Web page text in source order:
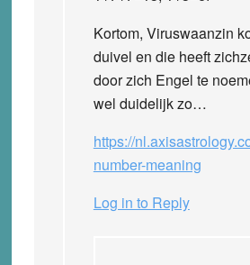
Kortom, Viruswaanzin
duivel en die heeft
door zich Engel te
wel duidelijk zo…
https://
number-meaning
Log in to Reply